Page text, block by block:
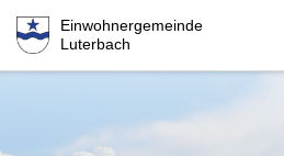
Kopfzeile
Sprunglinks
zur Startseite
Direkt zur Hauptnavigation
Direkt zum Inhalt
Direkt zur Suche
Direkt zum Stichwortverzeichnis
Einwohnergemeinde
Luterbach